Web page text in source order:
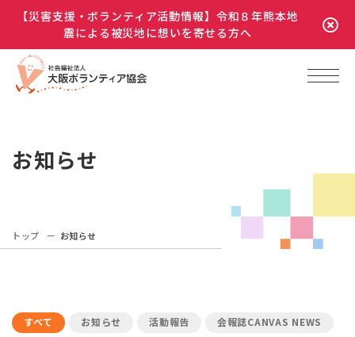
【災害支援・ボランティア活動情報】令和８年熊本地
震による被災地に想いを寄せる方へ
お知らせ
トップ お知らせ
すべて お知らせ 活動報告 会報誌CANVAS NEWS